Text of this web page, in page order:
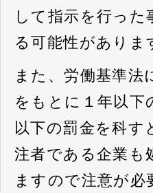
して指示を行った
る可能性がありま
また、労働基準法
をもとに１年以下
以下の罰金を科す
注者である企業も
ますので注意が必